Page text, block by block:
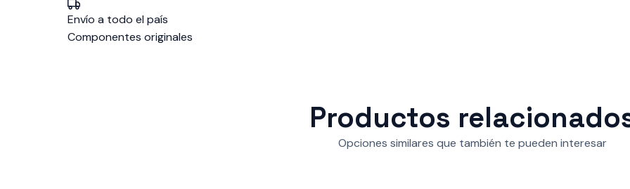
Envío a todo el país
Componentes originales
Productos
Opciones similares que también te pueden interesar